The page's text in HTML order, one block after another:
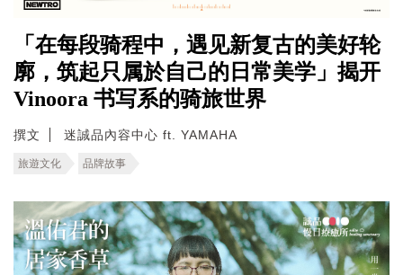
「在每段骑程中，遇见新复古的美好轮
廓，筑起只属於自己的日常美学」揭开
Vinoora 书写系的骑旅世界
撰文 迷誠品內容中心 ft. YAMAHA
旅遊文化 品牌故事